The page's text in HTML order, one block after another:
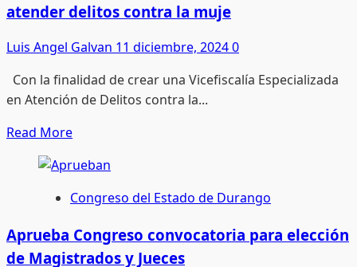
atender delitos contra la muje
Luis Angel Galvan 11 diciembre, 20240
Con la finalidad de crear una Vicefiscalía Especializada
en Atención de Delitos contra la...
Read MoreRead
about
Propone
Sandra
Amaya
Vicefiscalía
Congreso del Estado de Durango
Aprueba Congreso convocatoria para elección
de Magistrados y Jueces